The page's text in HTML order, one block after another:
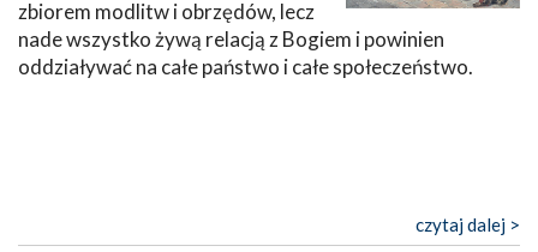
zbiorem modlitw i obrzędów, lecz
nade wszystko żywą relacją z Bogiem i powinien
oddziaływać na całe państwo i całe społeczeństwo.
czytaj dalej >